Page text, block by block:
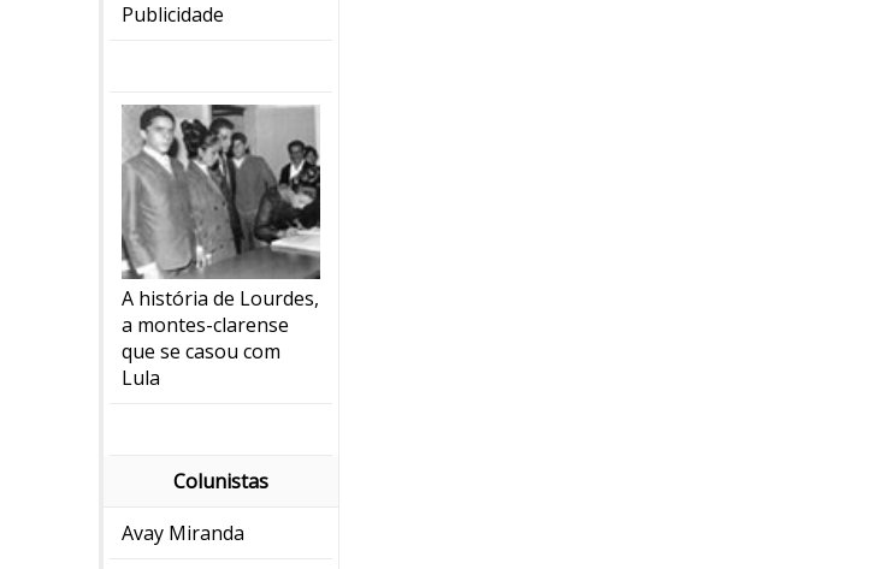
Publicidade
A história de Lourdes,
a montes-clarense
que se casou com
Lula
Colunistas
Avay Miranda